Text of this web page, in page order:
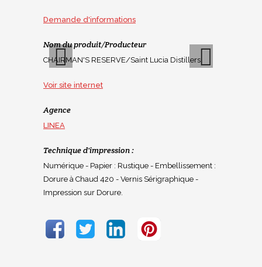
Previous
Demande d'informations
Nom du produit/Producteur
CHAIRMAN'S RESERVE/Saint Lucia Distillers
Voir site internet
Agence
LINEA
Technique d'impression :
Numérique - Papier : Rustique - Embellissement :
Dorure à Chaud 420 - Vernis Sérigraphique -
Impression sur Dorure.